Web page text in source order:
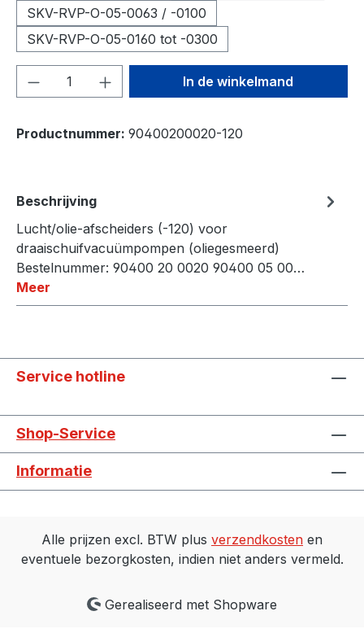
SKV-RVP-O-05-0063 / -0100
SKV-RVP-O-05-0160 tot -0300
Producthoeveelheid: Voer de
In de winkelmand
Productnummer: 90400200020-120
Beschrijving
Lucht/olie-afscheiders (-120) voor
draaischuifvacuümpompen (oliegesmeerd)
Bestelnummer: 90400 20 0020 90400 05 00…
Meer
Service hotline
Shop-Service
Informatie
Alle prijzen excl. BTW plus verzendkosten en
eventuele bezorgkosten, indien niet anders vermeld.
Gerealiseerd met Shopware